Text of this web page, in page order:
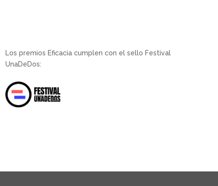
Los premios Eficacia cumplen con el sello Festival
UnaDeDos: